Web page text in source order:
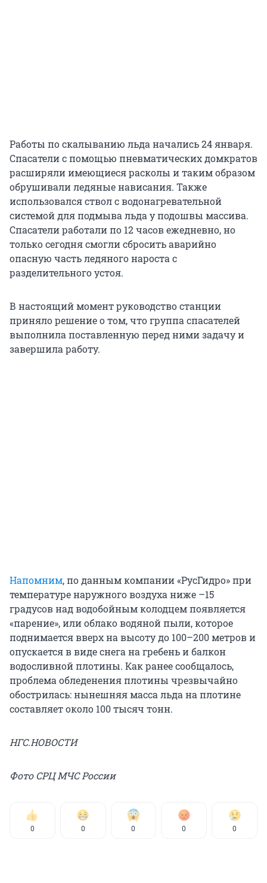
Работы по скалыванию льда начались 24 января.
Спасатели с помощью пневматических домкратов
расширяли имеющиеся расколы и таким образом
обрушивали ледяные нависания. Также
использовался ствол с водонагревательной
системой для подмыва льда у подошвы массива.
Спасатели работали по 12 часов ежедневно, но
только сегодня смогли сбросить аварийно
опасную часть ледяного нароста с
разделительного устоя.
В настоящий момент руководство станции
приняло решение о том, что группа спасателей
выполнила поставленную перед ними задачу и
завершила работу.
Напомним, по данным компании «РусГидро» при
температуре наружного воздуха ниже –15
градусов над водобойным колодцем появляется
«парение», или облако водяной пыли, которое
поднимается вверх на высоту до 100–200 метров и
опускается в виде снега на гребень и балкон
водосливной плотины. Как ранее сообщалось,
проблема обледенения плотины чрезвычайно
обострилась: нынешняя масса льда на плотине
составляет около 100 тысяч тонн.
НГС.НОВОСТИ
Фото СРЦ МЧС России
0 0 0 0 0